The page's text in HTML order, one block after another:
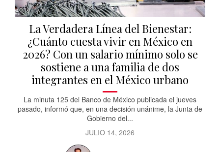
La Verdadera Línea del Bienestar:
¿Cuánto cuesta vivir en México en
2026? Con un salario mínimo solo se
sostiene a una familia de dos
integrantes en el México urbano
La minuta 125 del Banco de México publicada el jueves
pasado, informó que, en una decisión unánime, la Junta de
Gobierno del...
JULIO 14, 2026